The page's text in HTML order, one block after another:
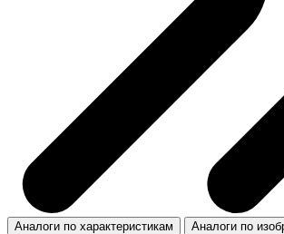
Аналоги по характеристикам Аналоги по